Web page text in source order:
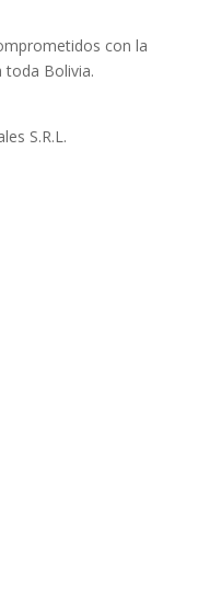
con la
toda Bolivia.
S.R.L.